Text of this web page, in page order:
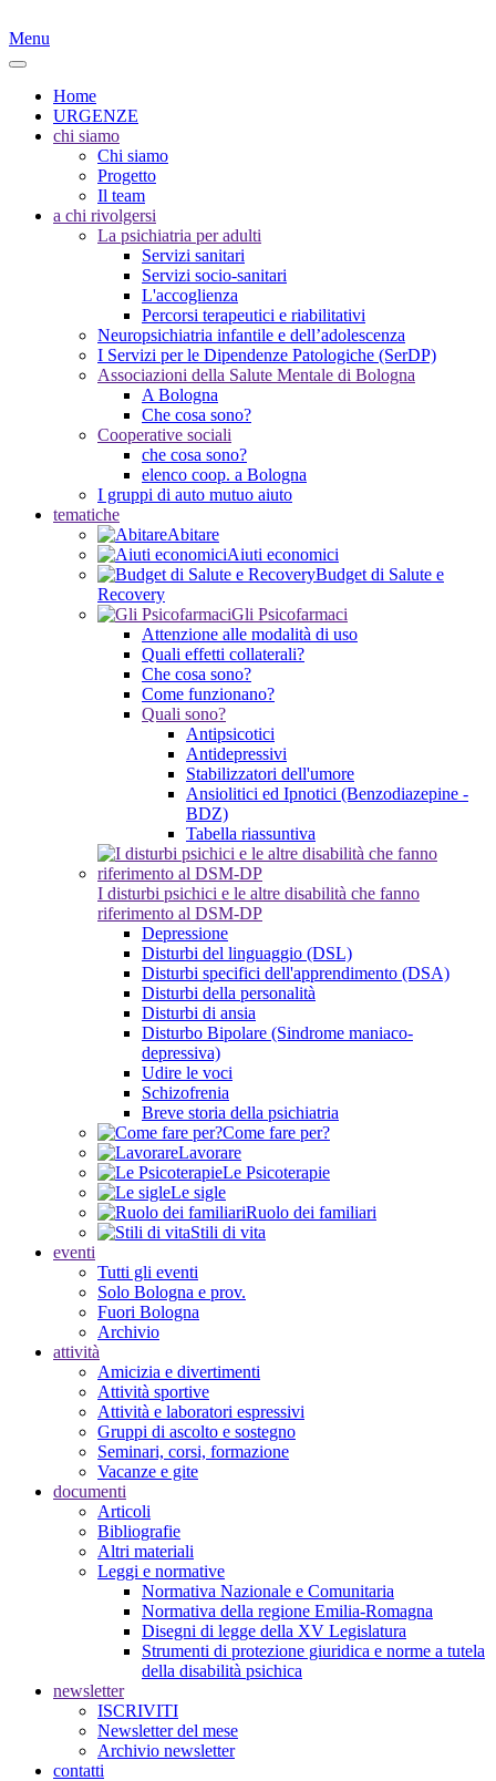
Menu
Home
URGENZE
chi siamo
Chi siamo
Progetto
Il team
a chi rivolgersi
La psichiatria per adulti
Servizi sanitari
Servizi socio-sanitari
L'accoglienza
Percorsi terapeutici e riabilitativi
Neuropsichiatria infantile e dell’adolescenza
I Servizi per le Dipendenze Patologiche (SerDP)
Associazioni della Salute Mentale di Bologna
A Bologna
Che cosa sono?
Cooperative sociali
che cosa sono?
elenco coop. a Bologna
I gruppi di auto mutuo aiuto
tematiche
Abitare
Aiuti economici
Budget di Salute e
Recovery
Gli Psicofarmaci
Attenzione alle modalità di uso
Quali effetti collaterali?
Che cosa sono?
Come funzionano?
Quali sono?
Antipsicotici
Antidepressivi
Stabilizzatori dell'umore
Ansiolitici ed Ipnotici (Benzodiazepine -
BDZ)
Tabella riassuntiva
I disturbi psichici e le altre disabilità che fanno
riferimento al DSM-DP
Depressione
Disturbi del linguaggio (DSL)
Disturbi specifici dell'apprendimento (DSA)
Disturbi della personalità
Disturbi di ansia
Disturbo Bipolare (Sindrome maniaco-
depressiva)
Udire le voci
Schizofrenia
Breve storia della psichiatria
Come fare per?
Lavorare
Le Psicoterapie
Le sigle
Ruolo dei familiari
Stili di vita
eventi
Tutti gli eventi
Solo Bologna e prov.
Fuori Bologna
Archivio
attività
Amicizia e divertimenti
Attività sportive
Attività e laboratori espressivi
Gruppi di ascolto e sostegno
Seminari, corsi, formazione
Vacanze e gite
documenti
Articoli
Bibliografie
Altri materiali
Leggi e normative
Normativa Nazionale e Comunitaria
Normativa della regione Emilia-Romagna
Disegni di legge della XV Legislatura
Strumenti di protezione giuridica e norme a tutela
della disabilità psichica
newsletter
ISCRIVITI
Newsletter del mese
Archivio newsletter
contatti